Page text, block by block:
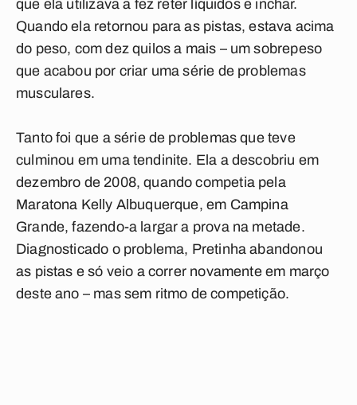
que ela utilizava a fez reter líquidos e inchar.
Quando ela retornou para as pistas, estava acima
do peso, com dez quilos a mais – um sobrepeso
que acabou por criar uma série de problemas
musculares.
Tanto foi que a série de problemas que teve
culminou em uma tendinite. Ela a descobriu em
dezembro de 2008, quando competia pela
Maratona Kelly Albuquerque, em Campina
Grande, fazendo-a largar a prova na metade.
Diagnosticado o problema, Pretinha abandonou
as pistas e só veio a correr novamente em março
deste ano – mas sem ritmo de competição.